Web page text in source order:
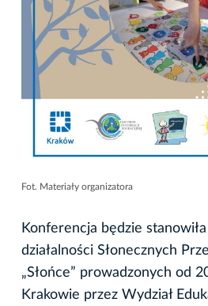
Fot. Materiały organizatora
Konferencja będzie
działalności Słonecznych
„Słońce” prowadzonych od
Krakowie przez Wydział